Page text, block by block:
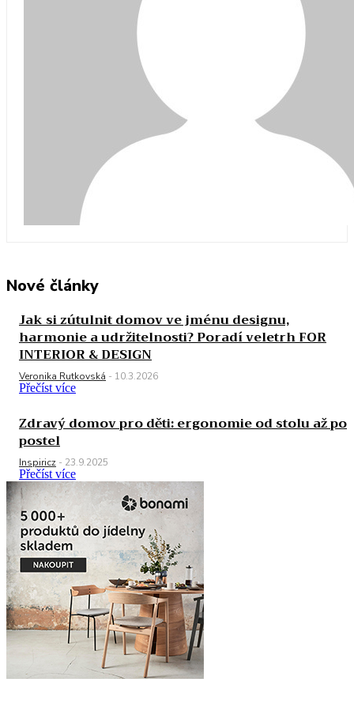
Nové články
Jak si zútulnit domov ve jménu designu,
harmonie a udržitelnosti? Poradí veletrh FOR
INTERIOR & DESIGN
Veronika Rutkovská - 10.3.2026
Přečíst více
Zdravý domov pro děti: ergonomie od stolu až po
postel
Inspiricz - 23.9.2025
Přečíst více